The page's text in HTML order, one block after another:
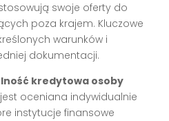
swoje oferty do
poza krajem. Kluczowe
warunków i
dokumentacji.
kredytowa osoby
jest oceniana indywidualnie
instytucje finansowe